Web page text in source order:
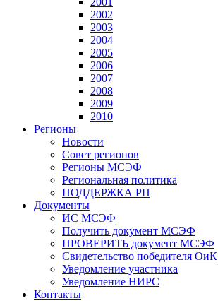
2002
2003
2004
2005
2006
2007
2008
2009
2010
Регионы
Новости
Совет регионов
Регионы МСЭФ
Региональная политика
ПОДДЕРЖКА РП
Документы
ИС МСЭФ
Получить документ МСЭФ
ПРОВЕРИТЬ документ МСЭФ
Свидетельство победителя ОиК
Уведомление участника
Уведомление НИРС
Контакты